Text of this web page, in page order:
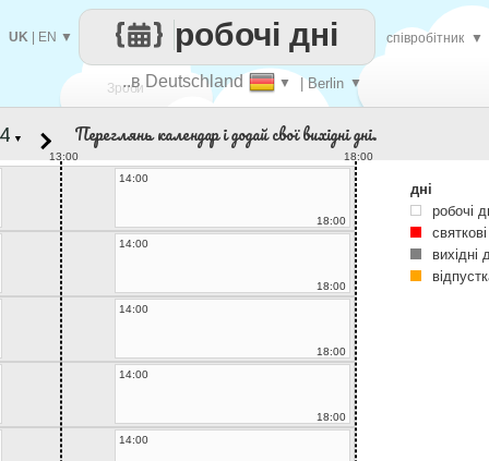
Зроби..в Deutschland ▼ | Berlin ▼
робочі дні
UK EN ▼ співробітник ▼
▼ Переглянь календар і додай свої вихідні дні.
13:00
18:00
14:00
18:00
14:00
18:00
14:00
18:00
14:00
18:00
14:00
дні
робочі
вихідні